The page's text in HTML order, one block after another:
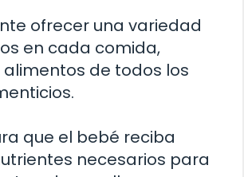
ofrecer una variedad
en cada comida,
de todos los
que el bebé reciba
necesarios para